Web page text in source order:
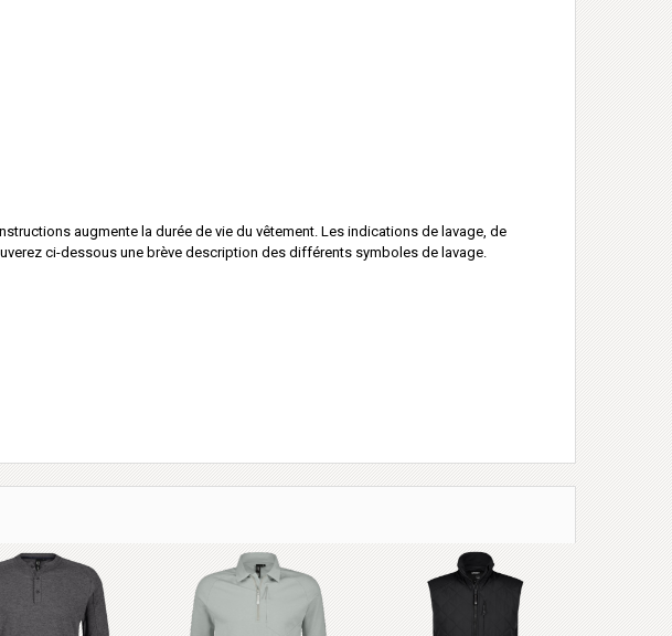
augmente la durée de vie du vêtement. Les indications de lavage, de
ci-dessous une brève description des différents symboles de lavage.